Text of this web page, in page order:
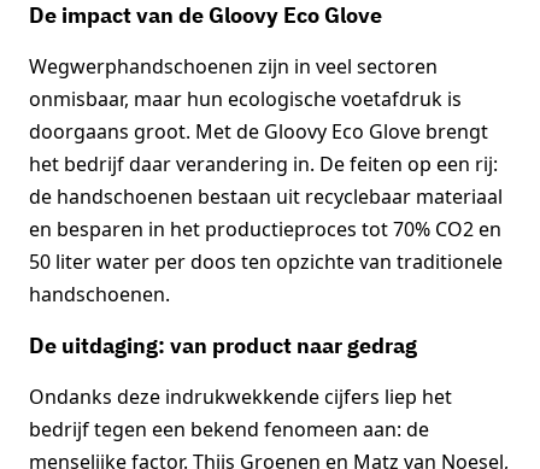
De impact van de Gloovy Eco Glove
Wegwerphandschoenen zijn in veel sectoren
onmisbaar, maar hun ecologische voetafdruk is
doorgaans groot. Met de Gloovy Eco Glove brengt
het bedrijf daar verandering in. De feiten op een rij:
de handschoenen bestaan uit recyclebaar materiaal
en besparen in het productieproces tot 70% CO2 en
50 liter water per doos ten opzichte van traditionele
handschoenen.
De uitdaging: van product naar gedrag
Ondanks deze indrukwekkende cijfers liep het
bedrijf tegen een bekend fenomeen aan: de
menselijke factor. Thijs Groenen en Matz van Noesel,